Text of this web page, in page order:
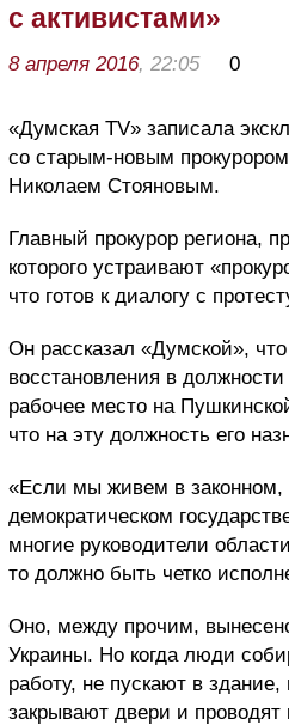
с активистами»
8 апреля 2016, 22:05 0
«Думская ТV» записала
со старым-новым
Николаем Стояновым.
Главный прокурор региона,
которого устраивают
что готов к диалогу с
Он рассказал «Думской»,
восстановления в
рабочее место на
что на эту должность его
«Если мы живем в законном,
демократическом
многие руководители
то должно быть четко
Оно, между прочим,
Украины. Но когда люди
работу, не пускают в
закрывают двери и проводят